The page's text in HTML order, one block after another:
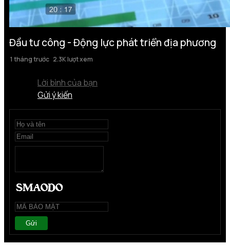
Đầu tư công - Động lực phát triển địa phương
1 tháng trước 2.3K lượt xem
Lời bình của bạn
Gửi ý kiến
Gửi